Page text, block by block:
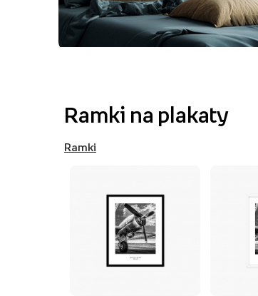
Ramki na plakaty
Ramki